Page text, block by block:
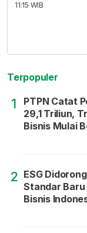
11:15 WIB
Terpopuler
1
PTPN Catat
29,1 Triliun,
Bisnis Mulai
2 ESG
Standar Baru
Bisnis